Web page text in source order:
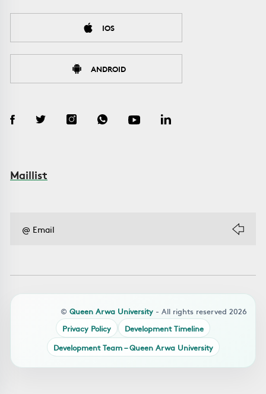
IOS
ANDROID
Maillist
© Queen Arwa University - All rights reserved 2026
Privacy Policy
Development Timeline
Development Team – Queen Arwa University